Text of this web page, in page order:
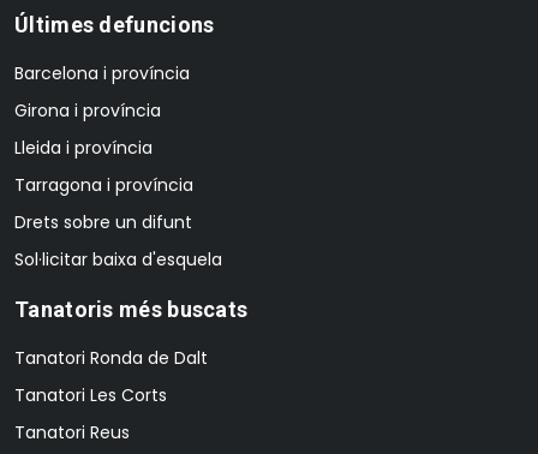
Últimes defuncions
Barcelona i província
Girona i província
Lleida i província
Tarragona i província
Drets sobre un difunt
Sol·licitar baixa d'esquela
Tanatoris més buscats
Tanatori Ronda de Dalt
Tanatori Les Corts
Tanatori Reus